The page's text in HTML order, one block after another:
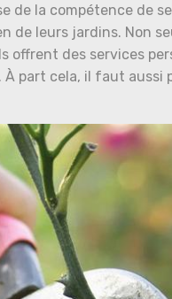
de la compétence de
de leurs jardins. Non
offrent des services
À part cela, il faut aussi